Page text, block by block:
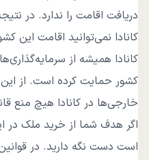
دریافت اقامت را ندارد. در
کانادا نمی‌توانید اقامت این
کانادا همیشه از
کشور حمایت کرده است. از
خارجی‌ها در کانادا هیچ منع
اگر هدف شما از خرید ملک در
است دست نگه دارید. در